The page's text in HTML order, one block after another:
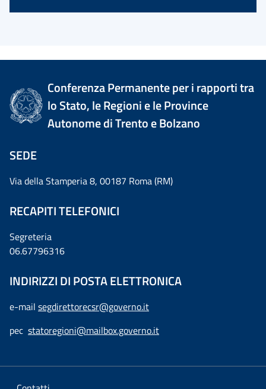
Conferenza Permanente per i rapporti tra
lo Stato, le Regioni e le Province
Autonome di Trento e Bolzano
SEDE
Via della Stamperia 8, 00187 Roma (RM)
RECAPITI TELEFONICI
Segreteria
06.67796316
INDIRIZZI DI POSTA ELETTRONICA
e-mail segdirettorecsr@governo.it
pec statoregioni@mailbox.governo.it